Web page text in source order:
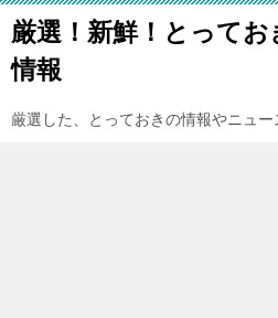
厳選！新鮮！とってお
情報
厳選した、とっておきの情報やニュ